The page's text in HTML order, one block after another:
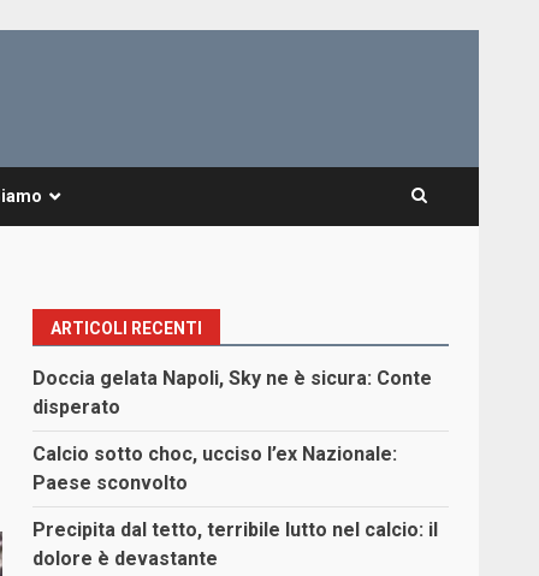
ARTICOLI RECENTI
Doccia gelata Napoli, Sky ne è sicura: Conte
disperato
Calcio sotto choc, ucciso l’ex Nazionale:
Paese sconvolto
Precipita dal tetto, terribile lutto nel calcio: il
dolore è devastante